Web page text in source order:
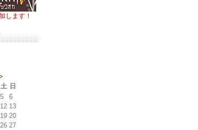
します！
土 日
5
6
12 13
19 20
26 27